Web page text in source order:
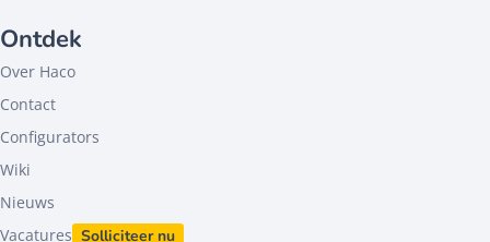
Ontdek
Over Haco
Contact
Configurators
Wiki
Nieuws
Vacatures Solliciteer nu